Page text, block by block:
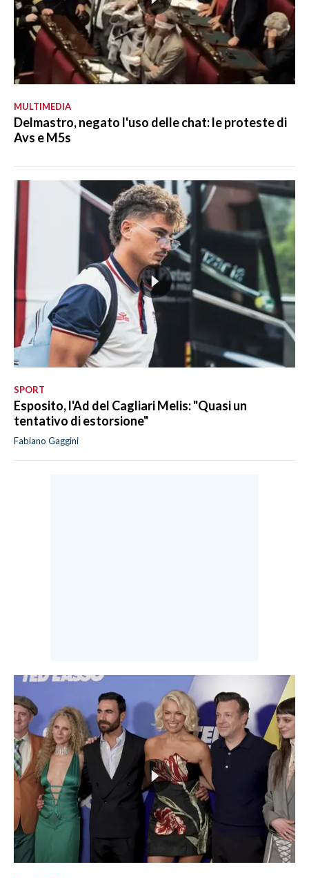
MULTIMEDIA
Delmastro, negato l'uso delle chat: le proteste di
Avs e M5s
SPORT
Esposito, l'Ad del Cagliari Melis: "Quasi un
tentativo di estorsione"
Fabiano Gaggini